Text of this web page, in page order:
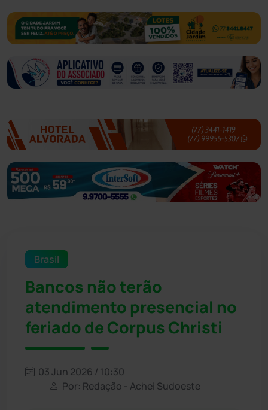
Brasil
Bancos não terão
atendimento presencial no
feriado de Corpus Christi
03 Jun 2026 / 10:30
Por: Redação - Achei Sudoeste